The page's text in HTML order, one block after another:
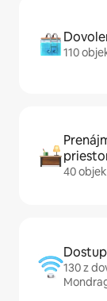
110
40
130 z